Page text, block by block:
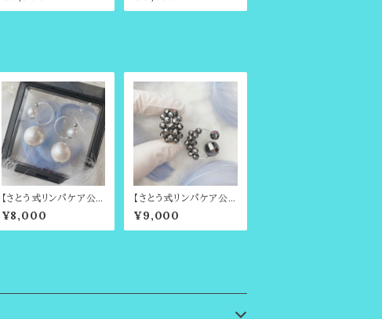
グのようなイヤーカフ（ビ
グのようなイヤーカフ（ビ
【さとう式リンパケア公
式カフ・金属アレルギー
対応】シンプルカフ＆取
り外し可能コットンパー
¥8,000
【さとう式リンパケア公
式カフ】金属アレルギー
対応・テラヘルツ・まるで
イヤリングのようなイヤ
（えいふう）ツボ
¥9,000